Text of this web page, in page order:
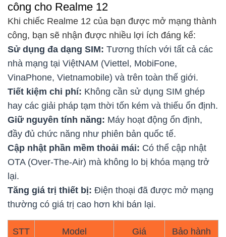
công cho Realme 12
Khi chiếc Realme 12 của bạn được mở mạng thành
công, bạn sẽ nhận được nhiều lợi ích đáng kể:
Sử dụng đa dạng SIM: Tương thích với tất cả các
nhà mạng tại ViệtNAM (Viettel, MobiFone,
VinaPhone, Vietnamobile) và trên toàn thế giới.
Tiết kiệm chi phí: Không cần sử dụng SIM ghép
hay các giải pháp tạm thời tốn kém và thiếu ổn định.
Giữ nguyên tính năng: Máy hoạt động ổn định,
đầy đủ chức năng như phiên bản quốc tế.
Cập nhật phần mềm thoải mái: Có thể cập nhật
OTA (Over-The-Air) mà không lo bị khóa mạng trở
lại.
Tăng giá trị thiết bị: Điện thoại đã được mở mạng
thường có giá trị cao hơn khi bán lại.
STT Model Giá Bảo hành